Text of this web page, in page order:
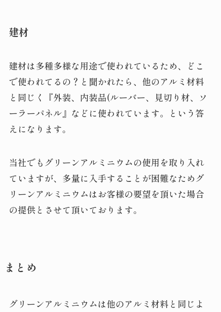
建材
建材は多種多様な用途で使われているため、どこ
で使われてるの？と聞かれたら、他のアルミ材料
と同じく『外装、内装品(ルーバー、見切り材、ソ
ーラーパネル』などに使われています。という答
えになります。
当社でもグリーンアルミニウムの使用を取り入れ
ていますが、多量に入手することが困難なためグ
リーンアルミニウムはお客様の要望を頂いた場合
の提供とさせて頂いております。
まとめ
グリーンアルミニウムは他のアルミ材料と同じよ